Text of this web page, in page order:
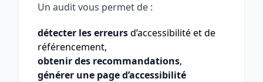
Un audit vous permet de :
détecter les erreursd’accessibilité et de
référencement,
obtenir des recommandations,
générer une page d’accessibilité